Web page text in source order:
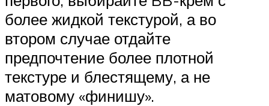
более жидкой текстурой, а во
втором случае отдайте
предпочтение более плотной
текстуре и блестящему, а не
матовому «финишу».